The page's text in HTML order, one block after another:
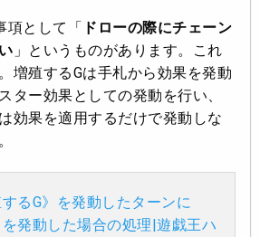
項として「 ドローの際にチェーン
」というものがあります。これ
増殖するGは手札から効果を発動
ター効果としての発動を行い、
効果を適用するだけで発動しな
するG》を発動したターンに
を発動した場合の処理|遊戯王ハ